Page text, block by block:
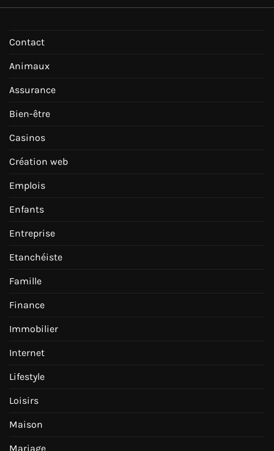
Contact
Animaux
Assurance
Bien-être
Casinos
Création web
Emplois
Enfants
Entreprise
Etanchéiste
Famille
Finance
Immobilier
Internet
Lifestyle
Loisirs
Maison
Mariage